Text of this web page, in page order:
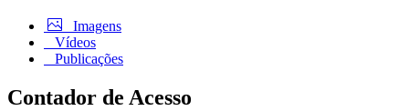
Imagens
Vídeos
Publicações
Contador de Acesso